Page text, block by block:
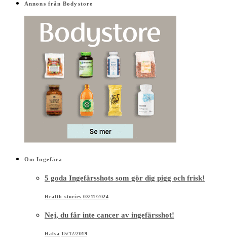
Annons från Bodystore
Om Ingefära
5 goda Ingefärsshots som gör dig pigg och frisk!
Health stories 03/11/2024
Nej, du får inte cancer av ingefärsshot!
Hälsa 15/12/2019